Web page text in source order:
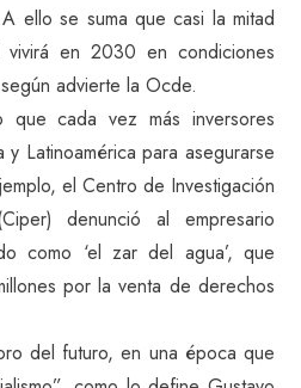
ello se suma que casi la mitad
en 2030 en condiciones
advierte la Ocde.
que cada vez más inversores
Latinoamérica para asegurarse
el Centro de Investigación
denunció al empresario
como ‘el zar del agua’, que
por la venta de derechos
del futuro, en una época que